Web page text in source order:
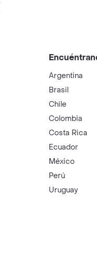
Argentina
Brasil
Chile
Colombia
Costa Rica
Ecuador
México
Perú
Uruguay